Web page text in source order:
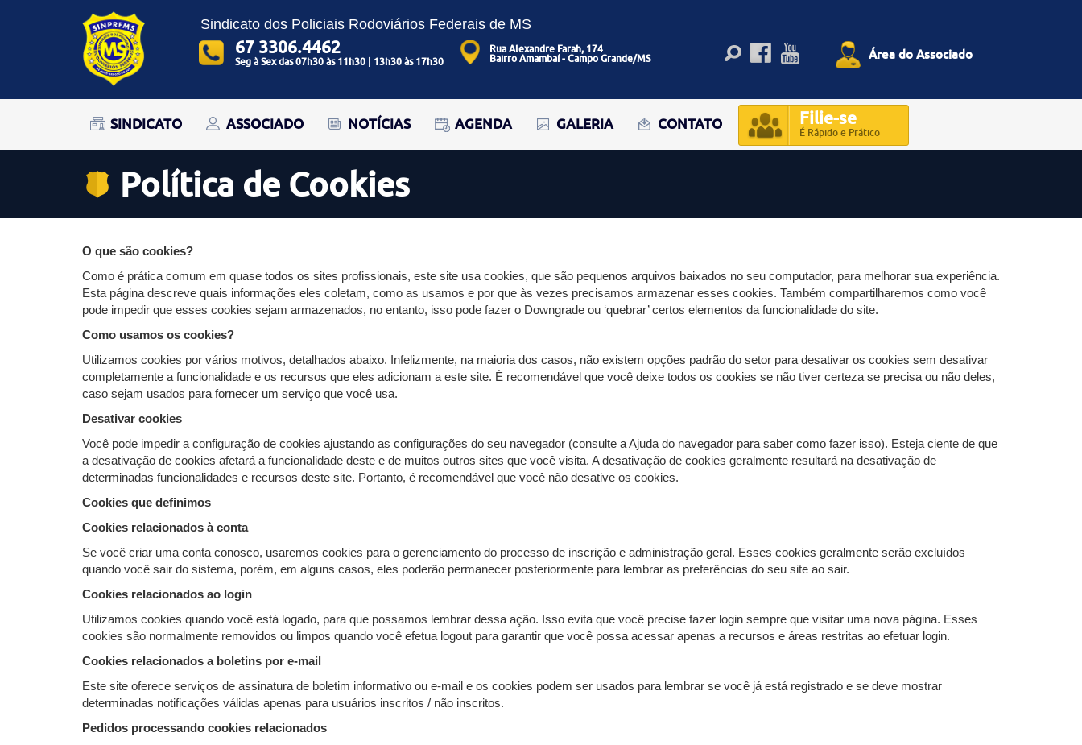
Sindicato dos Policiais Rodoviários Federais de MS
67 3306.4462
Seg à Sex das 07h30 às 11h30 | 13h30 às 17h30
Rua Alexandre Farah, 174
Bairro Amambaí - Campo Grande/MS
Área do Associado
SINDICATO ASSOCIADO NOTÍCIAS AGENDA GALERIA CONTATO Filie-se
É Rápido e Prático
Política de Cookies
O que são cookies?
Como é prática comum em quase todos os sites profissionais, este site usa cookies, que são pequenos arquivos baixados no seu computador, para melhorar sua experiência.
Esta página descreve quais informações eles coletam, como as usamos e por que às vezes precisamos armazenar esses cookies. Também compartilharemos como você
pode impedir que esses cookies sejam armazenados, no entanto, isso pode fazer o Downgrade ou ‘quebrar’ certos elementos da funcionalidade do site.
Como usamos os cookies?
Utilizamos cookies por vários motivos, detalhados abaixo. Infelizmente, na maioria dos casos, não existem opções padrão do setor para desativar os cookies sem desativar
completamente a funcionalidade e os recursos que eles adicionam a este site. É recomendável que você deixe todos os cookies se não tiver certeza se precisa ou não deles,
caso sejam usados ​​para fornecer um serviço que você usa.
Desativar cookies
Você pode impedir a configuração de cookies ajustando as configurações do seu navegador (consulte a Ajuda do navegador para saber como fazer isso). Esteja ciente de que
a desativação de cookies afetará a funcionalidade deste e de muitos outros sites que você visita. A desativação de cookies geralmente resultará na desativação de
determinadas funcionalidades e recursos deste site. Portanto, é recomendável que você não desative os cookies.
Cookies que definimos
Cookies relacionados à conta
Se você criar uma conta conosco, usaremos cookies para o gerenciamento do processo de inscrição e administração geral. Esses cookies geralmente serão excluídos
quando você sair do sistema, porém, em alguns casos, eles poderão permanecer posteriormente para lembrar as preferências do seu site ao sair.
Cookies relacionados ao login
Utilizamos cookies quando você está logado, para que possamos lembrar dessa ação. Isso evita que você precise fazer login sempre que visitar uma nova página. Esses
cookies são normalmente removidos ou limpos quando você efetua logout para garantir que você possa acessar apenas a recursos e áreas restritas ao efetuar login.
Cookies relacionados a boletins por e-mail
Este site oferece serviços de assinatura de boletim informativo ou e-mail e os cookies podem ser usados ​​para lembrar se você já está registrado e se deve mostrar
determinadas notificações válidas apenas para usuários inscritos / não inscritos.
Pedidos processando cookies relacionados